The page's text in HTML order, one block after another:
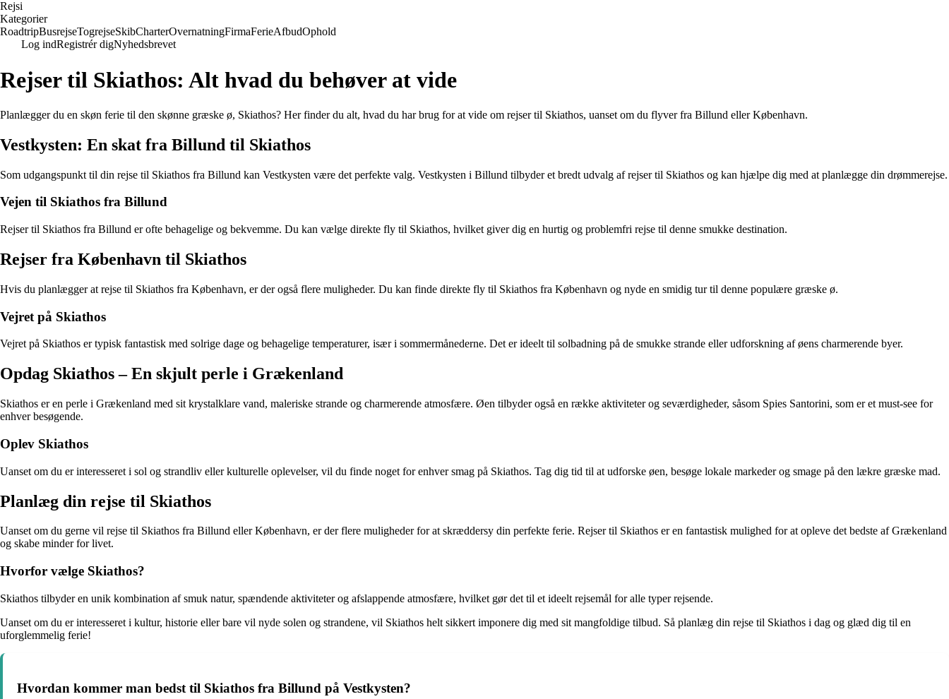
Rejsi
Kategorier
RoadtripBusrejseTogrejseSkibCharterOvernatningFirmaFerieAfbudOphold
Log indRegistrér digNyhedsbrevet
Rejser til Skiathos: Alt hvad du behøver at vide
Planlægger du en skøn ferie til den skønne græske ø, Skiathos? Her finder du alt, hvad du har brug for at vide om rejser til Skiathos, uanset om du flyver fra Billund eller København.
Vestkysten: En skat fra Billund til Skiathos
Som udgangspunkt til din rejse til Skiathos fra Billund kan Vestkysten være det perfekte valg. Vestkysten i Billund tilbyder et bredt udvalg af rejser til Skiathos og kan hjælpe dig med at planlægge din drømmerejse.
Vejen til Skiathos fra Billund
Rejser til Skiathos fra Billund er ofte behagelige og bekvemme. Du kan vælge direkte fly til Skiathos, hvilket giver dig en hurtig og problemfri rejse til denne smukke destination.
Rejser fra København til Skiathos
Hvis du planlægger at rejse til Skiathos fra København, er der også flere muligheder. Du kan finde direkte fly til Skiathos fra København og nyde en smidig tur til denne populære græske ø.
Vejret på Skiathos
Vejret på Skiathos er typisk fantastisk med solrige dage og behagelige temperaturer, især i sommermånederne. Det er ideelt til solbadning på de smukke strande eller udforskning af øens charmerende byer.
Opdag Skiathos – En skjult perle i Grækenland
Skiathos er en perle i Grækenland med sit krystalklare vand, maleriske strande og charmerende atmosfære. Øen tilbyder også en række aktiviteter og seværdigheder, såsom Spies Santorini, som er et must-see for
enhver besøgende.
Oplev Skiathos
Uanset om du er interesseret i sol og strandliv eller kulturelle oplevelser, vil du finde noget for enhver smag på Skiathos. Tag dig tid til at udforske øen, besøge lokale markeder og smage på den lækre græske mad.
Planlæg din rejse til Skiathos
Uanset om du gerne vil rejse til Skiathos fra Billund eller København, er der flere muligheder for at skræddersy din perfekte ferie. Rejser til Skiathos er en fantastisk mulighed for at opleve det bedste af Grækenland
og skabe minder for livet.
Hvorfor vælge Skiathos?
Skiathos tilbyder en unik kombination af smuk natur, spændende aktiviteter og afslappende atmosfære, hvilket gør det til et ideelt rejsemål for alle typer rejsende.
Uanset om du er interesseret i kultur, historie eller bare vil nyde solen og strandene, vil Skiathos helt sikkert imponere dig med sit mangfoldige tilbud. Så planlæg din rejse til Skiathos i dag og glæd dig til en
uforglemmelig ferie!
Hvordan kommer man bedst til Skiathos fra Billund på Vestkysten?